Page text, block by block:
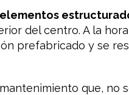
del centro. A la
prefabricado y se
que, no